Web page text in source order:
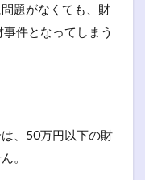
題がなくても、財
件となってしまう
、50万円以下の財
。